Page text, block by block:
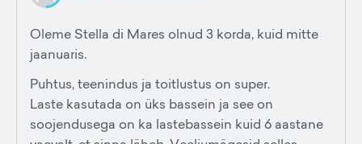
Oleme Stella di Mares olnud 3 korda, kuid mitte
jaanuaris.
Puhtus, teenindus ja toitlustus on super.
Laste kasutada on üks bassein ja see on
soojendusega on ka lastebassein kuid 6 aastane